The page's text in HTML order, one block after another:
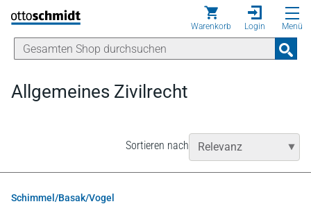
Direkt zum Inhalt
Warenkorb Login Menü
Allgemeines Zivilrecht
Sortieren nach
Schimmel/Basak/Vogel